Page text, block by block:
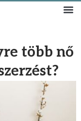
több nő